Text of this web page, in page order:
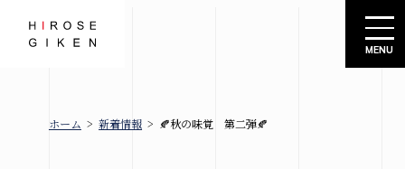
株式会社広瀬技建
ホーム > 新着情報 > 🍂秋の味覚 第二弾🍂
広瀬技建
新着情報